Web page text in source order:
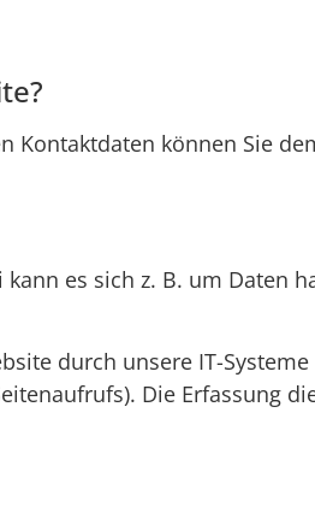
Kontaktdaten können Sie
es sich z. B. um Daten
durch unsere IT-
Die Erfassung